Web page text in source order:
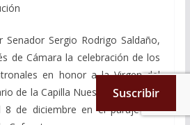
Sergio Rodrigo Saldaño,
de Cámara la celebración de los
en honor a la Virgen del
de la Capilla Nuestra Señora del
8 de diciembre en el paraje Las
Suscribir